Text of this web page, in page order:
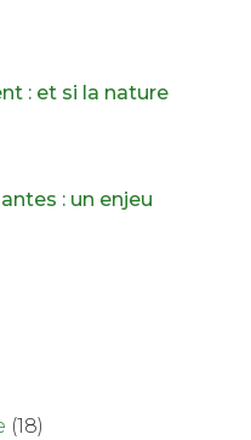
: et si la nature
: un enjeu
(18)